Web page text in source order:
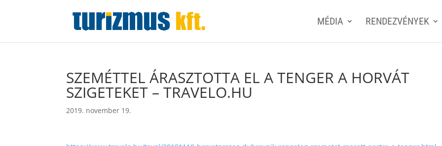
MÉDIA RENDEZVÉNYEK
SZEMÉTTEL ÁRASZTOTTA EL A TENGER A HORVÁT
SZIGETEKET – TRAVELO.HU
2019. november 19.